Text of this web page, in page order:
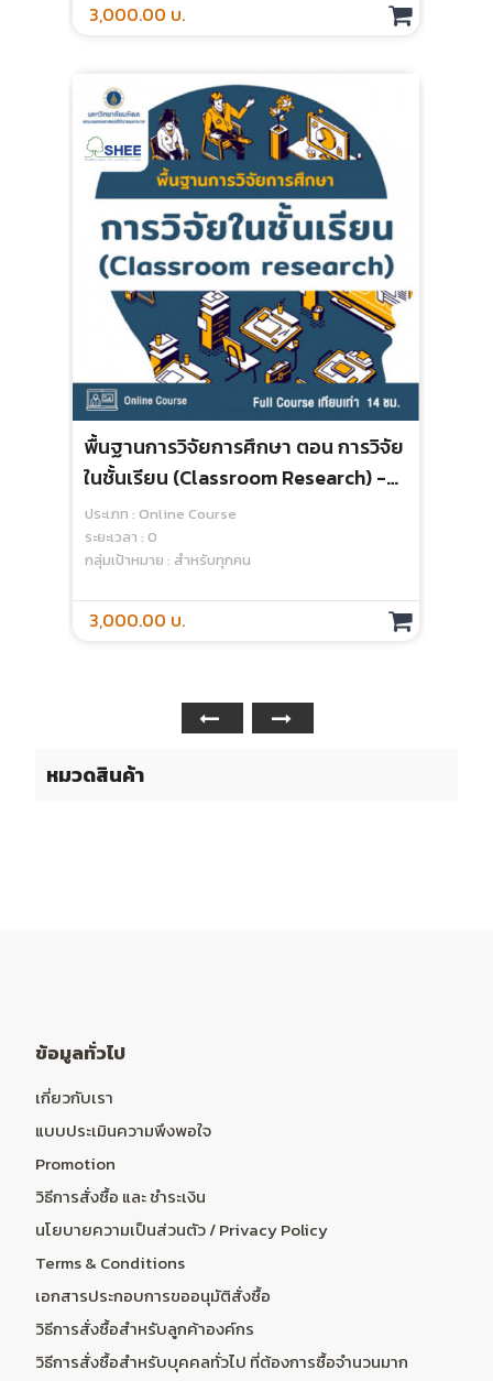
หมวดสินค้า
3,000.00 บ.
พื้นฐานการวิจัยการศึกษา ตอน การวิจัย
ในชั้นเรียน (Classroom Research) -
Online Course
ประเภท : Online Course
ระยะเวลา : 0
กลุ่มเป้าหมาย : สำหรับทุกคน
3,000.00 บ.
ข้อมูลทั่วไป
เกี่ยวกับเรา
แบบประเมินความพึงพอใจ
Promotion
วิธีการสั่งซื้อ และ ชำระเงิน
นโยบายความเป็นส่วนตัว / Privacy Policy
Terms & Conditions
เอกสารประกอบการขออนุมัติสั่งซื้อ
วิธีการสั่งซื้อสำหรับลูกค้าองค์กร
วิธีการสั่งซื้อสำหรับบุคคลทั่วไป ที่ต้องการซื้อจำนวนมาก